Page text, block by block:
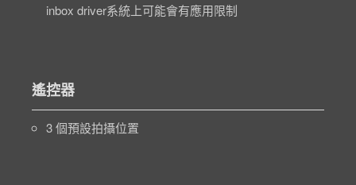
inbox driver系統上可能會有應用限制
遙控器
3 個預設拍攝位置